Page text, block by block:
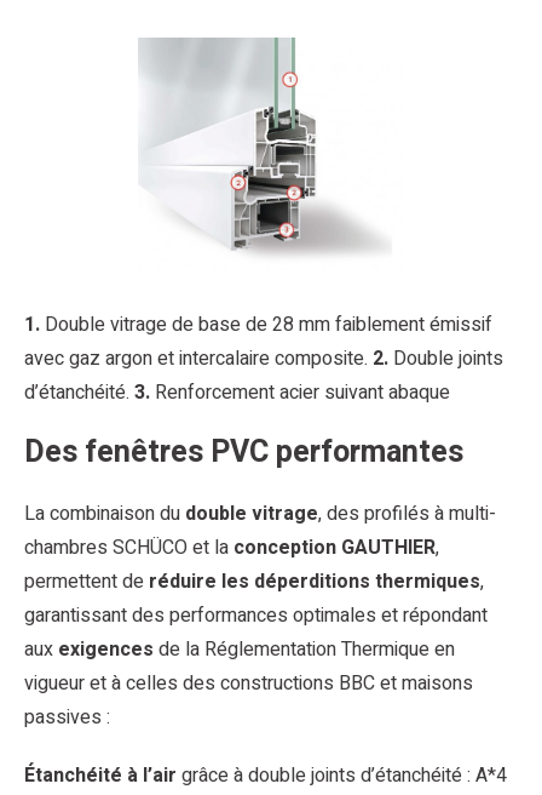
1. Double vitrage de base de 28 mm faiblement émissif
avec gaz argon et intercalaire composite. 2. Double joints
d’étanchéité. 3. Renforcement acier suivant abaque
Des fenêtres PVC performantes
La combinaison du double vitrage, des profilés à multi-
chambres SCHÜCO et la conception GAUTHIER,
permettent de réduire les déperditions thermiques,
garantissant des performances optimales et répondant
aux exigences de la Réglementation Thermique en
vigueur et à celles des constructions BBC et maisons
passives :
Étanchéité à l’air grâce à double joints d’étanchéité : A*4